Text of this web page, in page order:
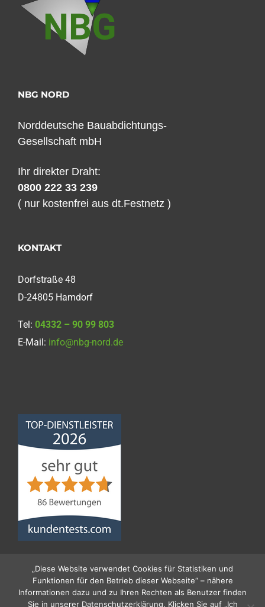
NBG NORD
Norddeutsche Bauabdichtungs-
Gesellschaft mbH
Ihr direkter Draht:
0800 222 33 239
( nur kostenfrei aus dt.Festnetz )
KONTAKT
Dorfstraße 48
D-24805 Hamdorf
Tel: 04332 – 90 99 803
E-Mail: info@nbg-nord.de
Norddeutsche
Bauabdichtungsgesellschaft
mbH
von 5
86Bewertungen
„Diese Website verwendet Cookies für Statistiken und
Funktionen für den Betrieb dieser Webseite“ – nähere
Informationen dazu und zu Ihren Rechten als Benutzer finden
Sie in unserer Datenschutzerklärung. Klicken Sie auf „Ich